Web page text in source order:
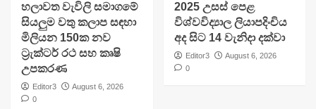
හලාවත වැවිලි සමාගමේ
සියලුම වතු කලාප සඳහා
මිලියන 150ක නව
ට්‍රැක්ටර් රථ සහ කෘෂි
උපකරණ
Editor3
August 6, 2026
0
​2025 උසස් පෙළ
විශ්වවිද්‍යාල ලියාපදිංචිය
අද සිට 14 වැනිදා දක්වා
Editor3
August 6, 2026
0